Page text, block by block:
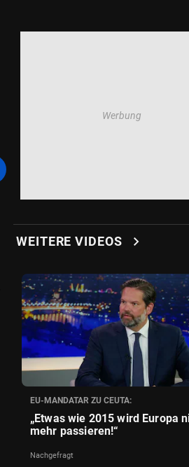
WEITERE VIDEOS chevron_right
EU-MANDATAR ZU CEUTA:
„Etwas wie 2015 wird Europa
mehr passieren!“
Nachgefragt